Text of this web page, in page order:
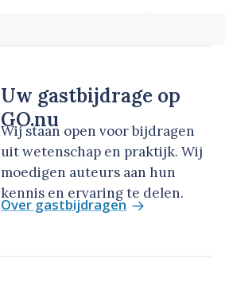
Uw gastbijdrage op
GO.nu
Wij staan open voor bijdragen
uit wetenschap en praktijk. Wij
moedigen auteurs aan hun
kennis en ervaring te delen.
Over gastbijdragen